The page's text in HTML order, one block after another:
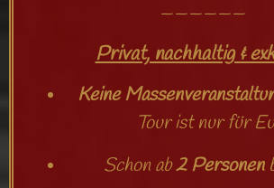
——————
Privat, nachhaltig &
Keine
Tour ist nur für
Schon ab2 Personen